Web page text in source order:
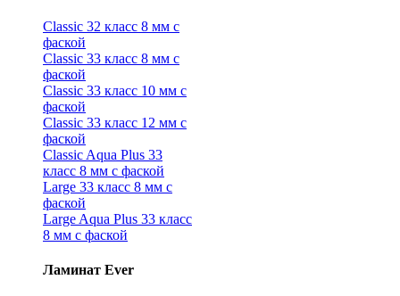
Classic 32 класс 8 мм с
фаской
Classic 33 класс 8 мм с
фаской
Classic 33 класс 10 мм с
фаской
Classic 33 класс 12 мм с
фаской
Classic Aqua Plus 33
класс 8 мм с фаской
Large 33 класс 8 мм с
фаской
Large Aqua Plus 33 класс
8 мм с фаской
Ламинат Ever